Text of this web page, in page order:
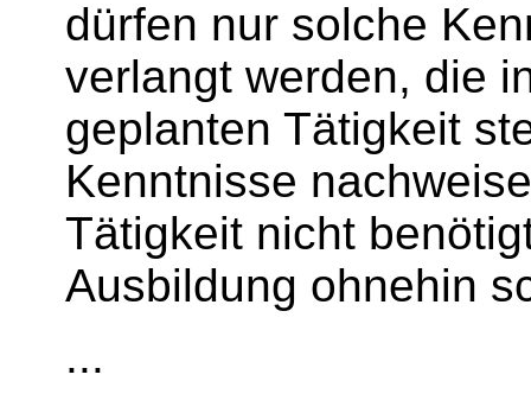
dürfen nur solche
verlangt werden, die
geplanten Tätigkeit
Kenntnisse
Tätigkeit nicht
Ausbildung ohnehin
...